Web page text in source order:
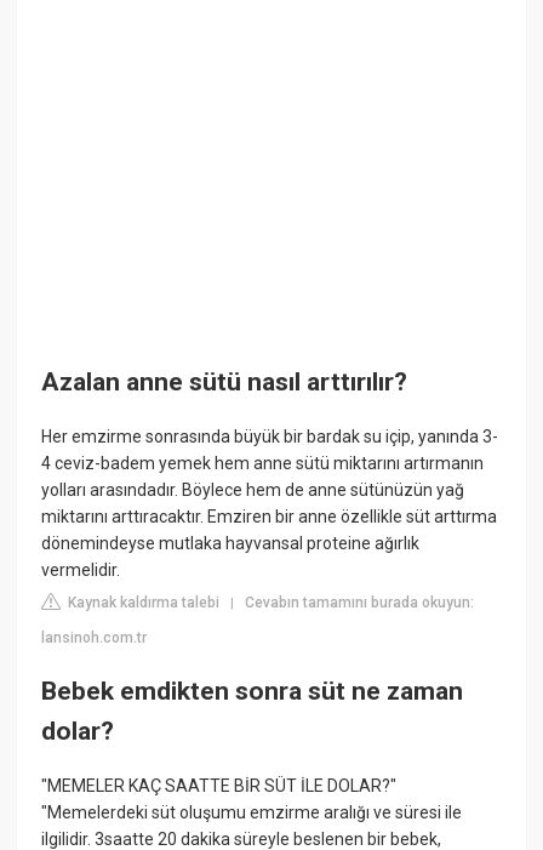
Azalan anne sütü nasıl arttırılır?
Her emzirme sonrasında büyük bir bardak su içip, yanında 3-
4 ceviz-badem yemek hem anne sütü miktarını artırmanın
yolları arasındadır. Böylece hem de anne sütünüzün yağ
miktarını arttıracaktır. Emziren bir anne özellikle süt arttırma
dönemindeyse mutlaka hayvansal proteine ağırlık
vermelidir.
Kaynak kaldırma talebi |Cevabın tamamını burada okuyun:
lansinoh.com.tr
Bebek emdikten sonra süt ne zaman
dolar?
"MEMELER KAÇ SAATTE BİR SÜT İLE DOLAR?"
"Memelerdeki süt oluşumu emzirme aralığı ve süresi ile
ilgilidir. 3saatte 20 dakika süreyle beslenen bir bebek,